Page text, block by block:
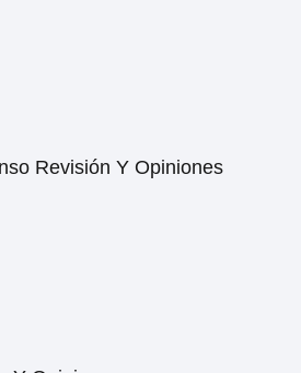
Revisión Y Opiniones